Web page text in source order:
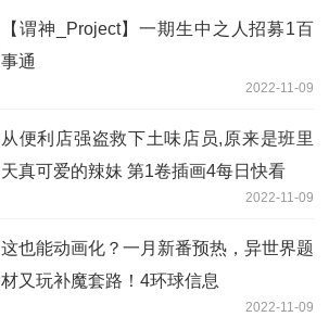
【谓神_Project】一期生中之人招募1百
事通
2022-11-09
从便利店强盗救下土味店员,原来是班里
天真可爱的辣妹 第1卷插画4每日快看
2022-11-09
这也能动画化？一月新番预热，异世界题
材又玩补魔套路！4环球信息
2022-11-09